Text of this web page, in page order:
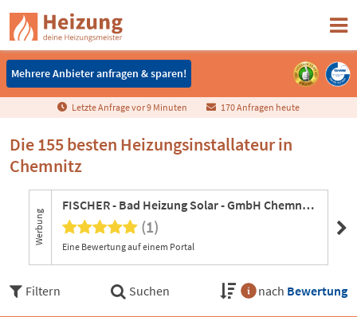
Mehrere Anbieter anfragen & sparen!
Mehrere Anbieter anfragen & sparen!
Letzte Anfrage vor9 Minuten 170 Anfragen heute
Die 155 besten Heizungsinstallateur in
Chemnitz
Werbung
FISCHER - Bad Heizung Solar - GmbH Chemnitz
(1)
Eine Bewertung auf einem Portal
Filtern Suchen nach Bewertung